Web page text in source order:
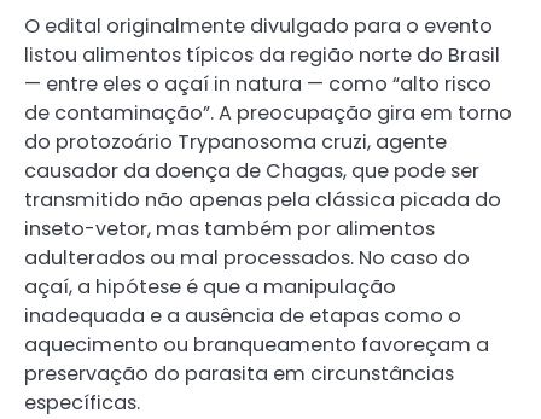
O edital originalmente divulgado para o evento
listou alimentos típicos da região norte do Brasil
— entre eles o açaí in natura — como “alto risco
de contaminação”. A preocupação gira em torno
do protozoário Trypanosoma cruzi, agente
causador da doença de Chagas, que pode ser
transmitido não apenas pela clássica picada do
inseto-vetor, mas também por alimentos
adulterados ou mal processados. No caso do
açaí, a hipótese é que a manipulação
inadequada e a ausência de etapas como o
aquecimento ou branqueamento favoreçam a
preservação do parasita em circunstâncias
específicas.